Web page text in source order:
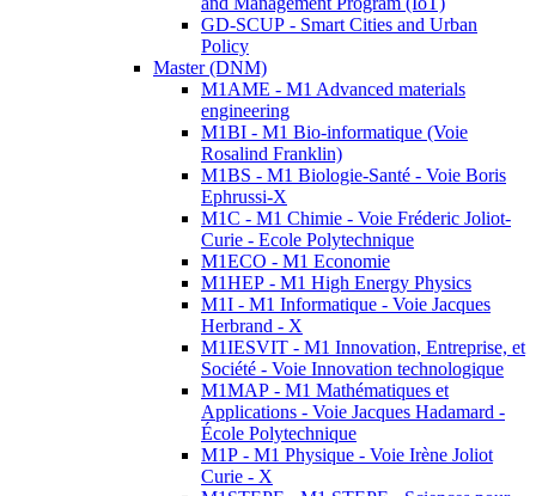
GD-SCUP - Smart Cities and Urban
Policy
Master (DNM)
M1AME - M1 Advanced materials
engineering
M1BI - M1 Bio-informatique (Voie
Rosalind Franklin)
M1BS - M1 Biologie-Santé - Voie Boris
Ephrussi-X
M1C - M1 Chimie - Voie Fréderic Joliot-
Curie - Ecole Polytechnique
M1ECO - M1 Economie
M1HEP - M1 High Energy Physics
M1I - M1 Informatique - Voie Jacques
Herbrand - X
M1IESVIT - M1 Innovation, Entreprise, et
Société - Voie Innovation technologique
M1MAP - M1 Mathématiques et
Applications - Voie Jacques Hadamard -
École Polytechnique
M1P - M1 Physique - Voie Irène Joliot
Curie - X